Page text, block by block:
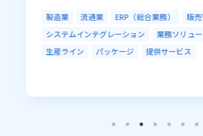
ネットワーク／通信
クラウド
システムインテグレーション
AI／IoT
製造業 流通業 ERP（総合業務）
販
システムインテグレーション
業務ソリュ
生産ライン
パッケージ 提供サービス